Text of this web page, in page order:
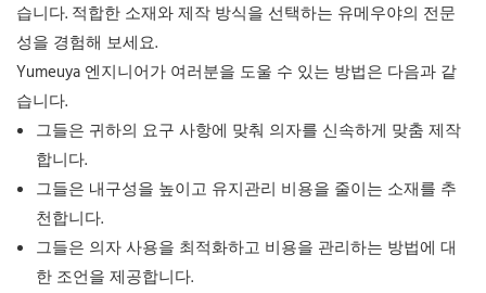
습니다. 적합한 소재와 제작 방식을 선택하는 유메우야의 전문
성을 경험해 보세요.
Yumeuya 엔지니어가 여러분을 도울 수 있는 방법은 다음과 같
습니다.
그들은 귀하의 요구 사항에 맞춰 의자를 신속하게 맞춤 제작
합니다.
그들은 내구성을 높이고 유지관리 비용을 줄이는 소재를 추
천합니다.
그들은 의자 사용을 최적화하고 비용을 관리하는 방법에 대
한 조언을 제공합니다.